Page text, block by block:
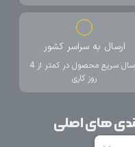
ارسال به سراسر کشور
ارسال سریع محصول در کمتر از 4
روز کاری
های اصلی